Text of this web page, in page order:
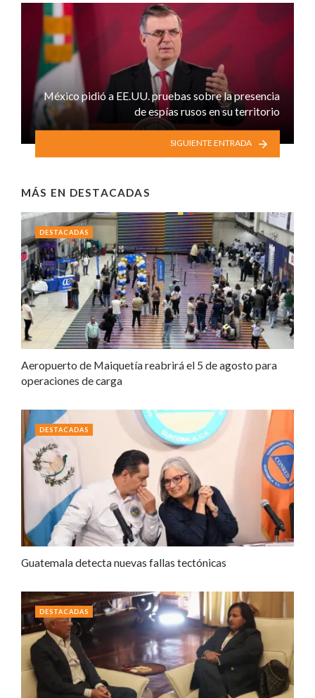
México pidió a EE.UU. pruebas sobre la presencia
de espías rusos en su territorio
SIGUIENTE ENTRADA
MÁS EN DESTACADAS
Aeropuerto de Maiquetía reabrirá el 5 de agosto para
operaciones de carga
DESTACADAS
Guatemala detecta nuevas fallas tectónicas
DESTACADAS
DESTACADAS